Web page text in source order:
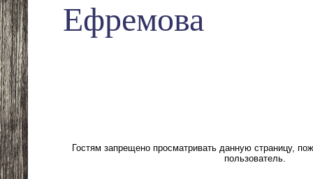
Ефремова
Гостям запрещено просматривать данную страницу,
пользователь.